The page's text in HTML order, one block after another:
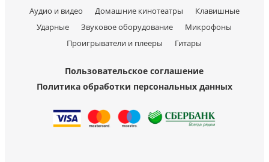
Аудио и видео Домашние кинотеатры
Клавишные
Ударные
Звуковое оборудование
Микрофоны
Проигрыватели и плееры
Гитары
Пользовательское соглашение
Политика обработки персональных данных